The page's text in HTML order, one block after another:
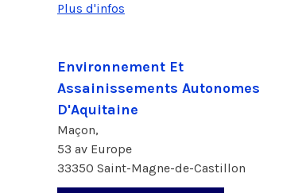
Plus d'infos
Environnement Et
Assainissements Autonomes
D'Aquitaine
Maçon,
53 av Europe
33350 Saint-Magne-de-Castillon